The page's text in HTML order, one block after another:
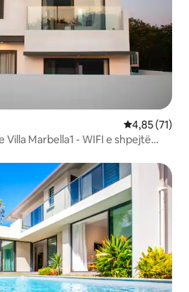
Vlerësimi
4,85 (71)
Marbella1 - WIFI e shpejtë